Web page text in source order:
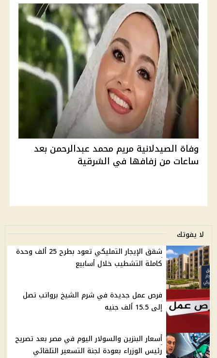
وفاة الصيدلانية مريم محمد عبدالرحمن بعد
ساعات من زفافها في الشرقية
لا يفوتك
شقق الإيجار التمليكي تعود بطرح 25 ألف وحدة
كاملة التشطيب خلال أسابيع
فرص عمل جديدة في شرم الشيخ برواتب تصل
إلى 15.5 ألف جنيه
أسعار البنزين والسولار اليوم في مصر بعد تصريح
رئيس الوزراء بعودة لجنة التسعير التلقائي